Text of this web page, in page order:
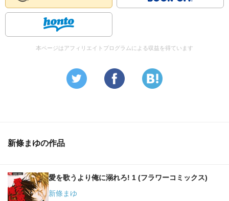
本ページはアフィリエイトプログラムによる収益を得ています
新條まゆの作品
愛を歌うより俺に溺れろ! 1 (フラワーコミックス)
新條まゆ